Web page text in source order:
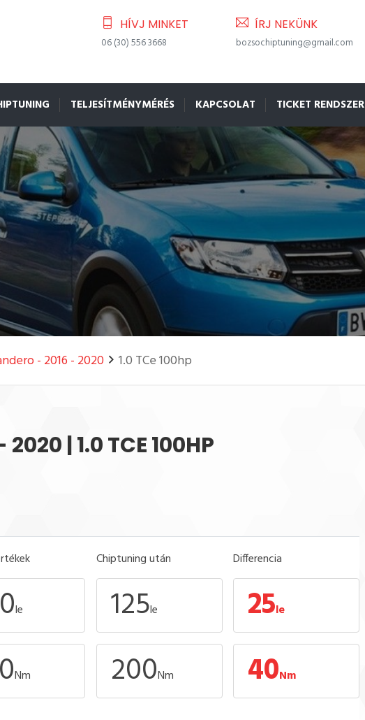
HÍVJ MINKET
06 (30) 556 3668
ÍRJ NEKÜNK
bozsochiptuning@gmail.com
TELJESÍTMÉNYMÉRÉS KAPCSOLAT TICKET RENDSZER
- 2016 - 2020 1.0 TCe 100hp
| 1.0 TCE 100HP
Chiptuning után Differencia
le 125le 25le
Nm 200Nm 40Nm